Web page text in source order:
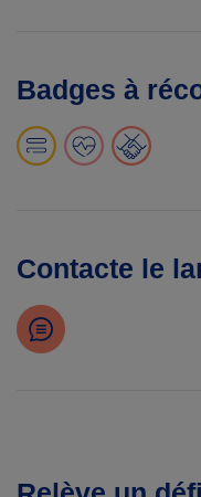
Badges à
Contacte le